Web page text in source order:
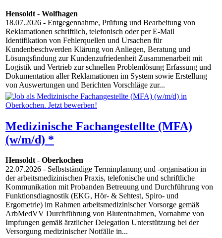
Hensoldt- Wolfhagen
18.07.2026 - Entgegennahme, Prüfung und Bearbeitung von
Reklamationen schriftlich, telefonisch oder per E-Mail
Identifikation von Fehlerquellen und Ursachen für
Kundenbeschwerden Klärung von Anliegen, Beratung und
Lösungsfindung zur Kundenzufriedenheit Zusammenarbeit mit
Logistik und Vertrieb zur schnellen Problemlösung Erfassung und
Dokumentation aller Reklamationen im System sowie Erstellung
von Auswertungen und Berichten Vorschläge zur...
Medizinische Fachangestellte (MFA)
(w/m/d) *
Hensoldt- Oberkochen
22.07.2026 - Selbstständige Terminplanung und -organisation in
der arbeitsmedizinischen Praxis, telefonische und schriftliche
Kommunikation mit Probanden Betreuung und Durchführung von
Funktionsdiagnostik (EKG, Hör- & Sehtest, Spiro- und
Ergometrie) im Rahmen arbeitsmedizinischer Vorsorge gemäß
ArbMedVV Durchführung von Blutentnahmen, Vornahme von
Impfungen gemäß ärztlicher Delegation Unterstützung bei der
Versorgung medizinischer Notfälle in...